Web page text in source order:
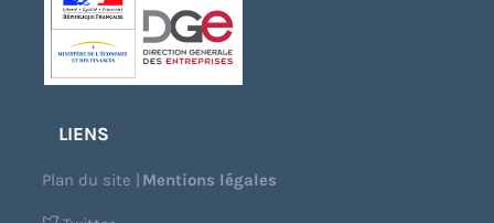
LIENS
Plan du site |Mentions légales